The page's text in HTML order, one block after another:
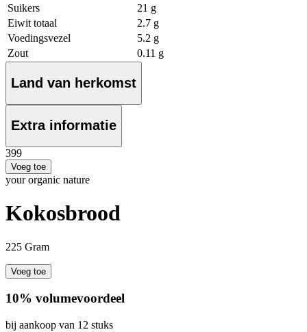
Suikers
21 g
Eiwit totaal
2.7 g
Voedingsvezel
5.2 g
Zout
0.11 g
Land van herkomst
Extra informatie
399
Voeg toe
your organic nature
Kokosbrood
225 Gram
Voeg toe
10% volumevoordeel
bij aankoop van 12 stuks